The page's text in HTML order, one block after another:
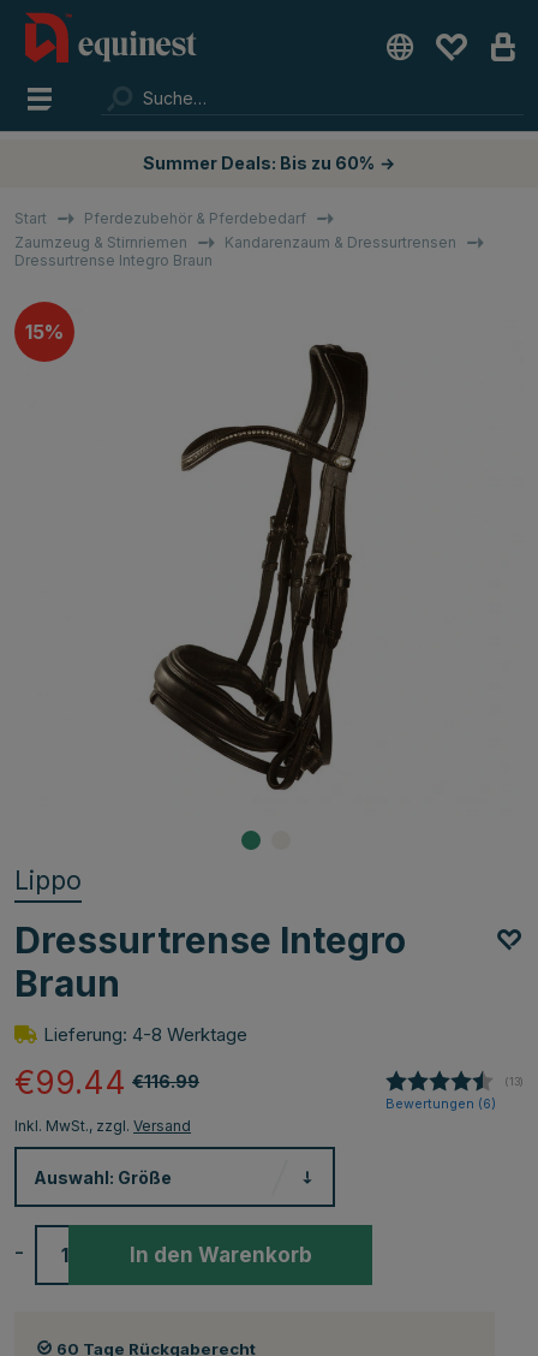
Summer Deals: Bis zu 60% →
Start
Pferdezubehör & Pferdebedarf
Zaumzeug & Stirnriemen
Kandarenzaum & Dressurtrensen
Dressurtrense Integro Braun
15%
Lippo
Dressurtrense Integro
Braun
Lieferung: 4-8 Werktage
€116.99
€99.44 (13)
Bewertungen (6)
Inkl. MwSt., zzgl. Versand
Auswahl: Größe
- In den Warenkorb
60 Tage Rückgaberecht